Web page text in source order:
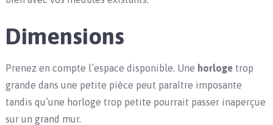
Dimensions
Prenez en compte l’espace disponible. Une horlogetrop
grande dans une petite pièce peut paraître imposante
tandis qu’une horloge trop petite pourrait passer inaperçue
sur un grand mur.